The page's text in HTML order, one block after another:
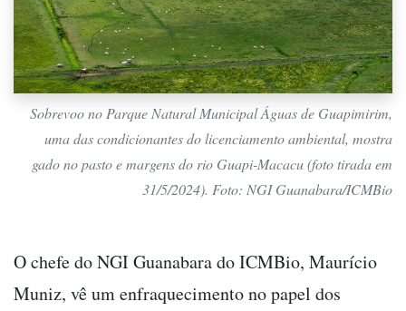
Sobrevoo no Parque Natural Municipal Águas de Guapimirim,
uma das condicionantes do licenciamento ambiental, mostra
gado no pasto e margens do rio Guapi-Macacu (foto tirada em
31/5/2024). Foto: NGI Guanabara/ICMBio
O chefe do NGI Guanabara do ICMBio, Maurício
Muniz, vê um enfraquecimento no papel dos